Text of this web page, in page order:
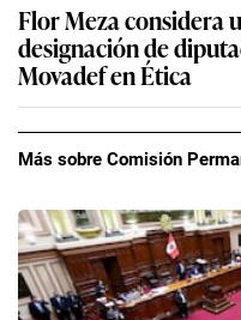
Flor Meza considera
designación de
Movadef en Ética
Más sobre Comisión